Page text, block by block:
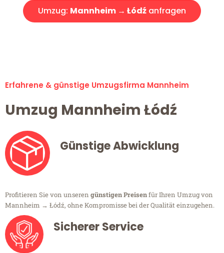
Umzug: Mannheim → Łódź anfragen
Erfahrene & günstige Umzugsfirma Mannheim
Umzug Mannheim Łódź
Günstige Abwicklung
Profitieren Sie von unseren günstigen Preisenfür Ihren Umzug von
Mannheim → Łódź, ohne Kompromisse bei der Qualität einzugehen.
Sicherer Service